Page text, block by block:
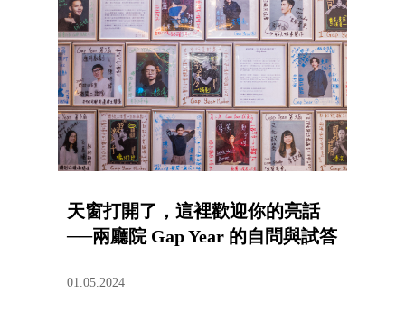
天窗打開了，這裡歡迎你的亮話
──兩廳院 Gap Year 的自問與試答
01.05.2024